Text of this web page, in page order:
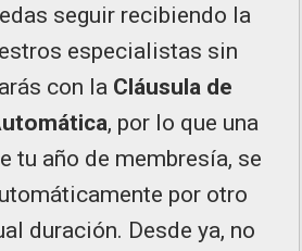
seguir recibiendo la
especialistas sin
con la Cláusula de
, por lo que una
tu año de membresía, se
por otro
duración. Desde ya, no